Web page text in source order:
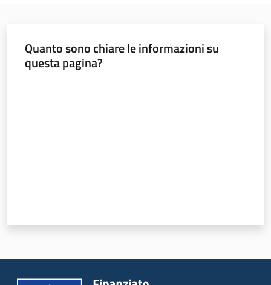
Quanto sono chiare le informazioni su
questa pagina?